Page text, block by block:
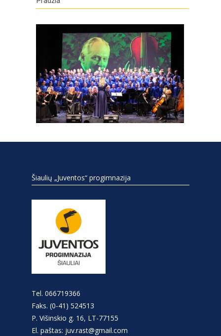
Šiaulių „Juventos“ progimnazija
Tel. 066719366
Faks. (0-41) 524513
P. Višinskio g. 16, LT-77155
El. paštas: juv.rast@gmail.com